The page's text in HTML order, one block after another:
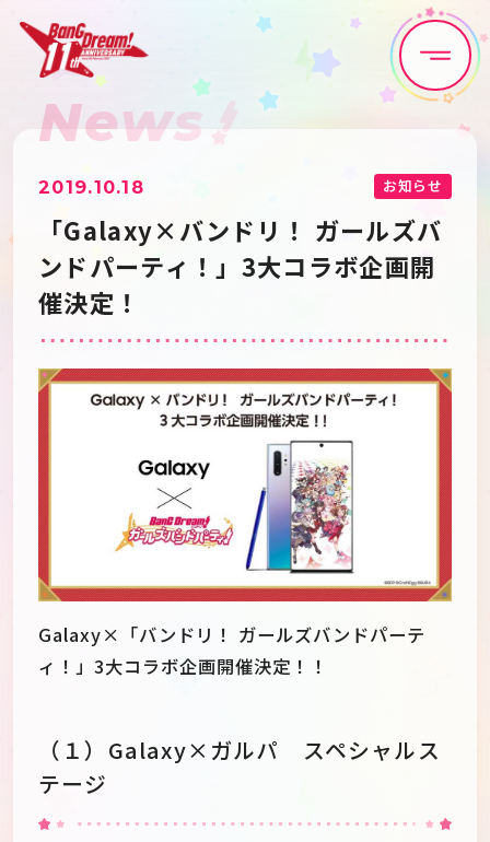
Home News
Live•Event Discography
Artist Anime
Schedule About
Goods
News
2019.10.18 お知らせ
「Galaxy×バンドリ！ ガールズバ
ンドパーティ！」3大コラボ企画開
催決定！
Galaxy×「バンドリ！ ガールズバンドパーテ
ィ！」3大コラボ企画開催決定！！
（１）Galaxy×ガルパ スペシャルス
テージ